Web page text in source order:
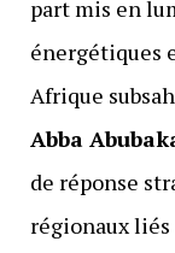
part mis en
énergétiques
Afrique
Abba
de réponse
régionaux liés